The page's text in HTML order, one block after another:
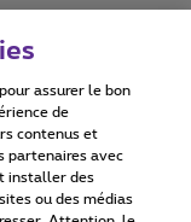
statement
assurer le bon
de
contenus et
partenaires avec
installer des
ou des médias